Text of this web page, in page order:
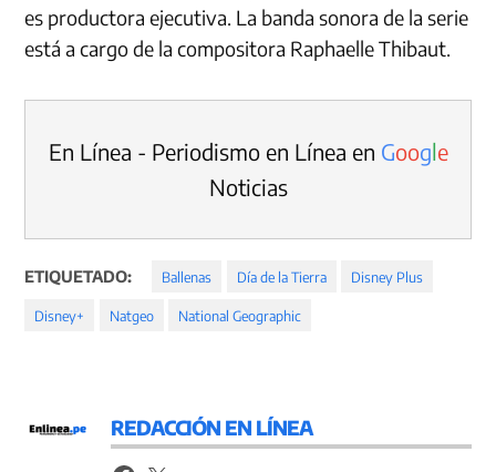
es productora ejecutiva. La banda sonora de la serie
está a cargo de la compositora Raphaelle Thibaut.
En Línea - Periodismo en Línea en Google
Noticias
ETIQUETADO: Ballenas Día de la Tierra Disney Plus
Disney+ Natgeo National Geographic
REDACCIÓN EN LÍNEA